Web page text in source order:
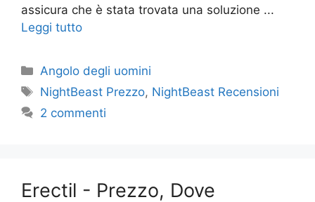
assicura che è stata trovata una soluzione ...
Leggi tutto
Categorie
Angolo degli uomini
Tag
NightBeast Prezzo, NightBeast Recensioni
2 commenti
Erectil - Prezzo, Dove